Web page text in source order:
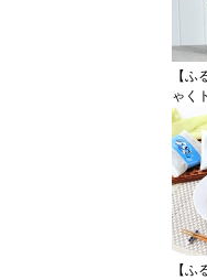
【ふ
ゃく
こん
セッ
【ふ